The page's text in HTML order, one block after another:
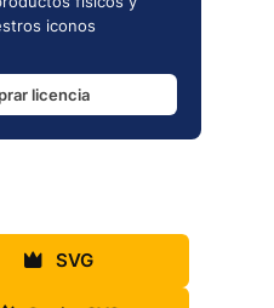
iconos
licencia
SVG